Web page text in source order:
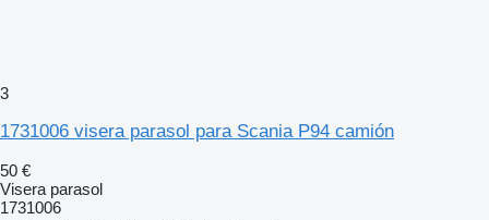
3
1731006 visera parasol para Scania P94 camión
50 €
Visera parasol
1731006